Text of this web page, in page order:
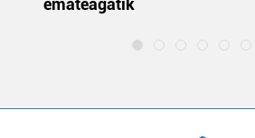
emateagatik